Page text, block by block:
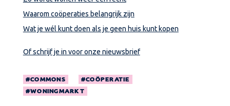
Waarom coöperaties belangrijk zijn
Wat je wél kunt doen als je geen huis kunt kopen
Of schrijf je in voor onze nieuwsbrief
COMMONS COÖPERATIE
WONINGMARKT